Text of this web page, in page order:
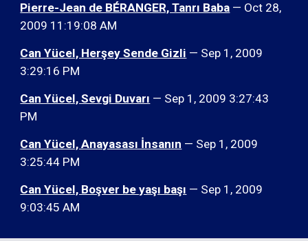
Pierre-Jean de BÉRANGER, Tanrı Baba — Oct 28,
2009 11:19:08 AM
Can Yücel, Herşey Sende Gizli — Sep 1, 2009
3:29:16 PM
Can Yücel, Sevgi Duvarı — Sep 1, 2009 3:27:43
PM
Can Yücel, Anayasası İnsanın — Sep 1, 2009
3:25:44 PM
Can Yücel, Boşver be yaşı başı — Sep 1, 2009
9:03:45 AM